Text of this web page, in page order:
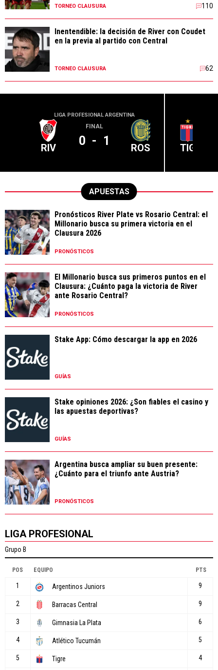
TORNEO CLAUSURA 110
Inentendible: la decisión de River con Coudet
en la previa al partido con Central
TORNEO CLAUSURA 62
LIGA PROFESIONAL ARGENTINA
RIV
FINAL
0 - 1 ROS TIG
APUESTAS
Pronósticos River Plate vs Rosario Central: el
Millonario busca su primera victoria en el
Clausura 2026
PRONÓSTICOS
El Millonario busca sus primeros puntos en el
Clausura: ¿Cuánto paga la victoria de River
ante Rosario Central?
PRONÓSTICOS
Stake App: Cómo descargar la app en 2026
GUÍAS
Stake opiniones 2026: ¿Son fiables el casino y
las apuestas deportivas?
GUÍAS
Argentina busca ampliar su buen presente:
¿Cuánto para el triunfo ante Austria?
PRONÓSTICOS
LIGA PROFESIONAL